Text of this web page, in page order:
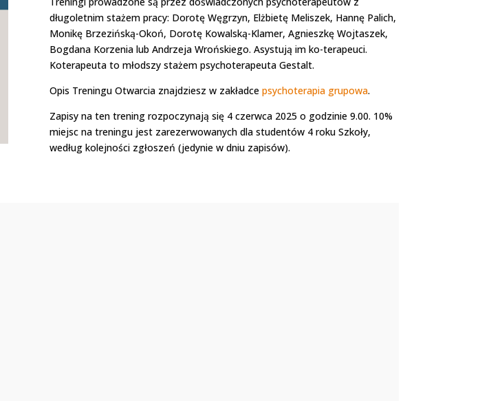
długoletnim stażem pracy: Dorotę Węgrzyn, Elżbietę Meliszek, Hannę Palich,
Monikę Brzezińską-Okoń, Dorotę Kowalską-Klamer, Agnieszkę Wojtaszek,
Bogdana Korzenia lub Andrzeja Wrońskiego. Asystują im ko-terapeuci.
Koterapeuta to młodszy stażem psychoterapeuta Gestalt.
Opis Treningu Otwarcia znajdziesz w zakładce psychoterapia grupowa.
Zapisy na ten trening rozpoczynają się 4 czerwca 2025 o godzinie 9.00. 10%
miejsc na treningu jest zarezerwowanych dla studentów 4 roku Szkoły,
według kolejności zgłoszeń (jedynie w dniu zapisów).